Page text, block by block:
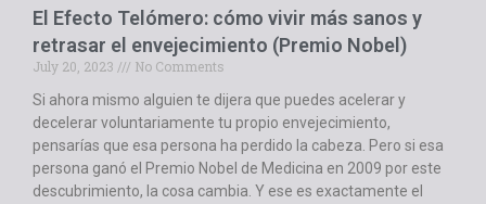
El Efecto Telómero: cómo vivir más sanos y
retrasar el envejecimiento (Premio Nobel)
July 20, 2023
No Comments
Si ahora mismo alguien te dijera que puedes acelerar y
decelerar voluntariamente tu propio envejecimiento,
pensarías que esa persona ha perdido la cabeza. Pero si esa
persona ganó el Premio Nobel de Medicina en 2009 por este
descubrimiento, la cosa cambia. Y ese es exactamente el